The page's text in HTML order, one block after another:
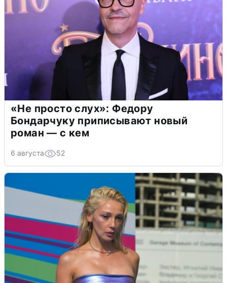
«Не просто слух»: Федору
Бондарчуку приписывают новый
роман — с кем
6 августа 52